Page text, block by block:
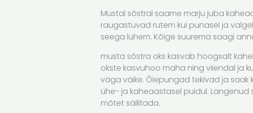
Mustal sõstral saame marju juba
raugastuvad rutem kui punasel ja
seega lühem. Kõige suurema saagi
musta sõstra oks kasvab hoogsalt
okste kasvuhoo maha ning viiendal ja
väga väike. Õiepungad tekivad ja
ühe- ja kaheaastasel puidul.
mõtet säilitada.